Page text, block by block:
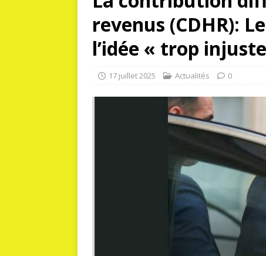
revenus (CDHR):
l’idée « trop
17 juillet 2025 Actualités 0